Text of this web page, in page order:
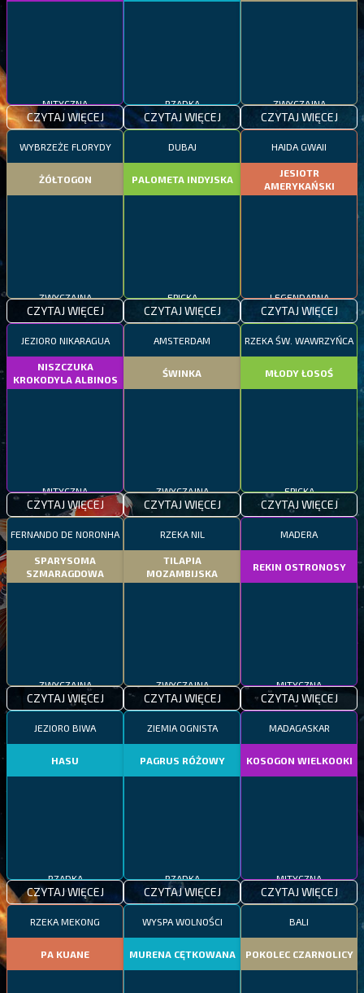
CZYTAJ WIĘCEJ CZYTAJ WIĘCEJ CZYTAJ WIĘCEJ
WYBRZEŻE FLORYDY
ŻÓŁTOGON
CZYTAJ WIĘCEJ
DUBAJ
PALOMETA INDYJSKA
CZYTAJ WIĘCEJ
HAIDA GWAII
JESIOTR
AMERYKAŃSKI
CZYTAJ WIĘCEJ
JEZIORO NIKARAGUA
NISZCZUKA
KROKODYLA ALBINOS
CZYTAJ WIĘCEJ
AMSTERDAM
ŚWINKA
CZYTAJ WIĘCEJ
RZEKA ŚW. WAWRZYŃCA
MŁODY ŁOSOŚ
CZYTAJ WIĘCEJ
FERNANDO DE NORONHA
SPARYSOMA
SZMARAGDOWA
CZYTAJ WIĘCEJ
RZEKA NIL
TILAPIA
MOZAMBIJSKA
CZYTAJ WIĘCEJ
MADERA
REKIN OSTRONOSY
CZYTAJ WIĘCEJ
JEZIORO BIWA
HASU
CZYTAJ WIĘCEJ
ZIEMIA OGNISTA
PAGRUS RÓŻOWY
CZYTAJ WIĘCEJ
MADAGASKAR
KOSOGON WIELKOOKI
CZYTAJ WIĘCEJ
RZEKA MEKONG
PA KUANE
WYSPA WOLNOŚCI
MURENA CĘTKOWANA
BALI
POKOLEC CZARNOLICY